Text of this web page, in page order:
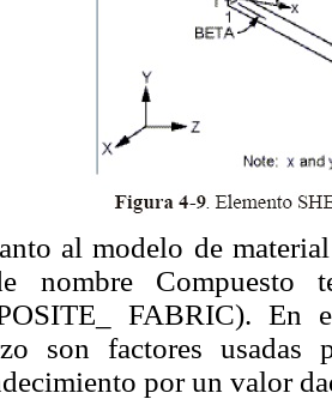
al modelo de
nombre Compuesto
FABRIC). En
son factores
por un valor